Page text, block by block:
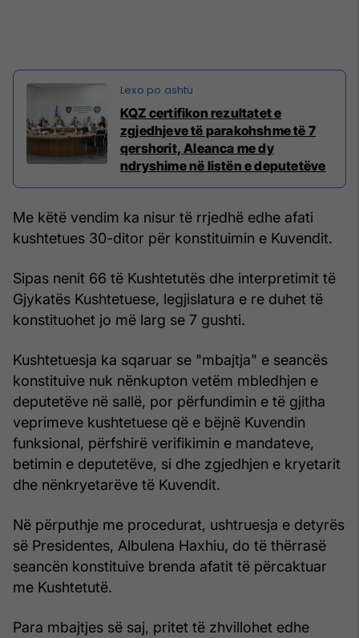
KQZ certifikon rezultatet e
zgjedhjeve të parakohshme të 7
qershorit, Aleanca me dy
ndryshime në listën e deputetëve
Me këtë vendim ka nisur të rrjedhë edhe afati
kushtetues 30-ditor për konstituimin e Kuvendit.
Sipas nenit 66 të Kushtetutës dhe interpretimit të
Gjykatës Kushtetuese, legjislatura e re duhet të
konstituohet jo më larg se 7 gushti.
Kushtetuesja ka sqaruar se "mbajtja" e seancës
konstituive nuk nënkupton vetëm mbledhjen e
deputetëve në sallë, por përfundimin e të gjitha
veprimeve kushtetuese që e bëjnë Kuvendin
funksional, përfshirë verifikimin e mandateve,
betimin e deputetëve, si dhe zgjedhjen e kryetarit
dhe nënkryetarëve të Kuvendit.
Në përputhje me procedurat, ushtruesja e detyrës
së Presidentes, Albulena Haxhiu, do të thërrasë
seancën konstituive brenda afatit të përcaktuar
me Kushtetutë.
Para mbajtjes së saj, pritet të zhvillohet edhe